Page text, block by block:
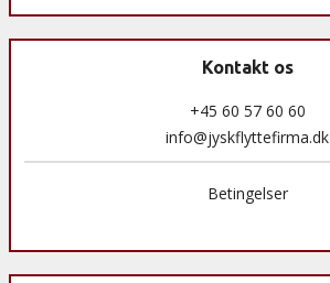
Kontakt os
+45 60 57 60 60
info@jyskflyttefirma.dk
Betingelser